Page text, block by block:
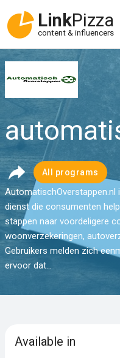
LinkPizza
content & influencers
All programs
AutomatischOverstappen.nl
dienst die consumenten
stappen naar voordeligere
woonverzekeringen,
Gebruikers melden zich
ervoor dat...
Available in